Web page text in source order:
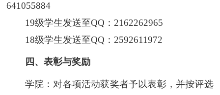
641055884
19级学生发送至QQ ： 2162262965
18级学生发送至QQ ： 2592611972
四、表彰与奖励
学院 ： 对各项活动获奖者予以表彰，并按评选